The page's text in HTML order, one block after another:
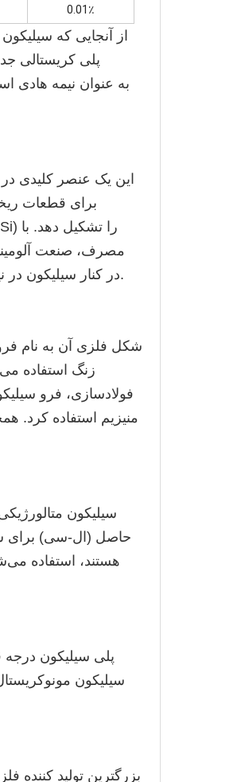
0.01٪
از آنجایی که
پلی کریستالی
این یک عنصر کلیدی
مصرف، صنعت
گالیم-آرسنید (GeAs) یا ژرمانیوم (GE) در کنار سیلیکون در نیمه هادی ها و کاربردهای مادون قرمز وجود دارد.
شکل فلزی آن به نام
زنگ استفاده
فولادسازی، فرو
منیزیم استفاده کرد.
سیلیکون
حاصل (ال-سی) برای
هستند، استفاده
پلی سیلیکون درجه
سیلیکون
بزرگترین تولید کننده